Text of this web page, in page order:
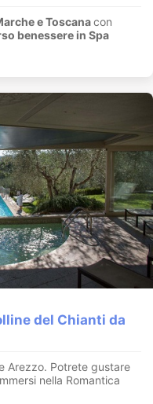
e Toscanacon
benessere in Spa
del Chianti da
Arezzo. Potrete gustare
nella Romantica